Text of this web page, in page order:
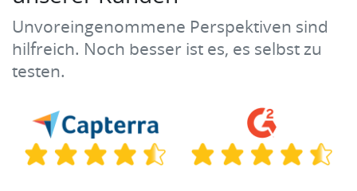
Unvoreingenommene Perspektiven sind
hilfreich. Noch besser ist es, es selbst zu
testen.